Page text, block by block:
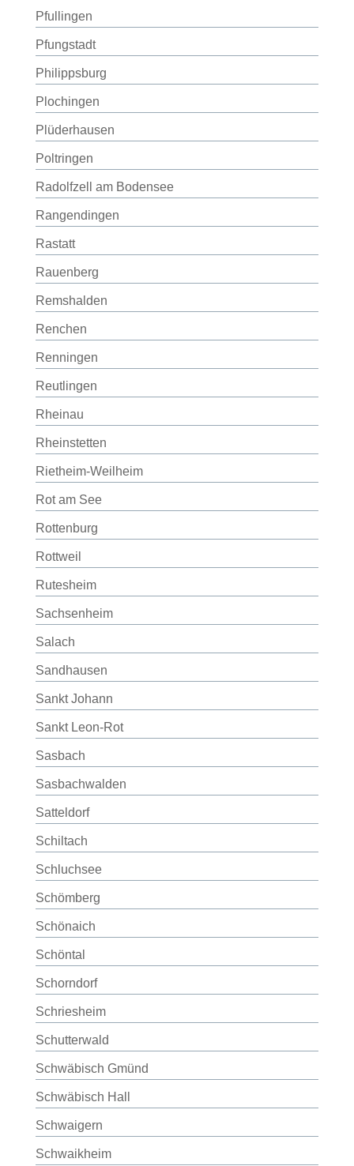
Pfullingen
Pfungstadt
Philippsburg
Plochingen
Plüderhausen
Poltringen
Radolfzell am Bodensee
Rangendingen
Rastatt
Rauenberg
Remshalden
Renchen
Renningen
Reutlingen
Rheinau
Rheinstetten
Rietheim-Weilheim
Rot am See
Rottenburg
Rottweil
Rutesheim
Sachsenheim
Salach
Sandhausen
Sankt Johann
Sankt Leon-Rot
Sasbach
Sasbachwalden
Satteldorf
Schiltach
Schluchsee
Schömberg
Schönaich
Schöntal
Schorndorf
Schriesheim
Schutterwald
Schwäbisch Gmünd
Schwäbisch Hall
Schwaigern
Schwaikheim